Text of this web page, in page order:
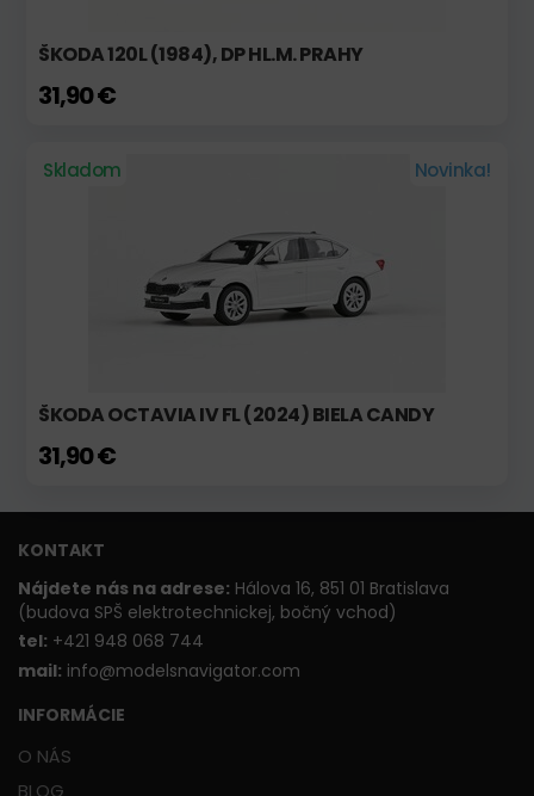
ŠKODA 120L (1984), DP HL.M. PRAHY
31,90 €
Skladom Novinka!
ŠKODA OCTAVIA IV FL (2024) BIELA CANDY
31,90 €
KONTAKT
Nájdete nás na adrese: Hálova 16, 851 01 Bratislava
(budova SPŠ elektrotechnickej, bočný vchod)
tel: +421 948 068 744
mail: info@modelsnavigator.com
INFORMÁCIE
O NÁS
BLOG